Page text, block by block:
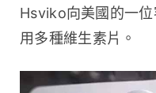
Hsviko向美國的一
用多種維生素片。